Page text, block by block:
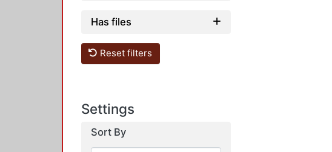
Has files
Reset filters
Settings
Sort By